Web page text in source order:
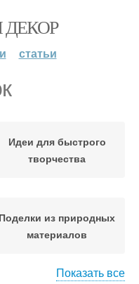
ДЕКОР
статьи
Идеи для быстрого
творчества
Поделки из природных
материалов
Показать все